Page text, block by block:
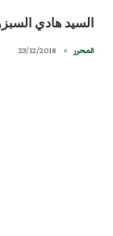
السيد هادي
المحرر 23/12/2018